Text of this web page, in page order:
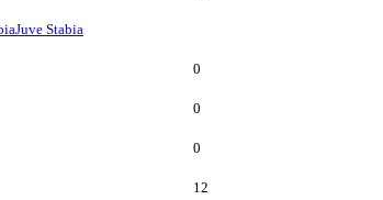
Juve Stabia
0
0
0
12